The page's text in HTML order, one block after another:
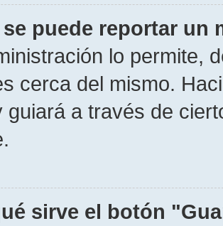
puede reportar un
lo permite,
cerca del mismo.
guiará a través de
sirve el botón